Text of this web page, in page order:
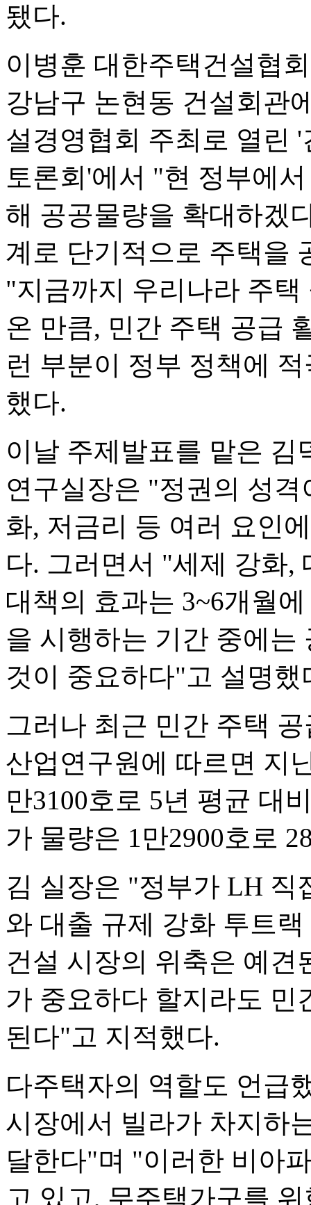
됐다.
이병훈 대한주택건설협
강남구 논현동 건설회관
설경영협회 주최로 열린
토론회'에서 "현 정부에
해 공공물량을 확대하겠
계로 단기적으로 주택을
"지금까지 우리나라 주
온 만큼, 민간 주택 공급
런 부분이 정부 정책에
했다.
이날 주제발표를 맡은
연구실장은 "정권의 성
화, 저금리 등 여러 요인
다. 그러면서 "세제 강화,
대책의 효과는 3~6개월
을 시행하는 기간 중에는
것이 중요하다"고 설명했
그러나 최근 민간 주택
산업연구원에 따르면 지
만3100호로 5년 평균 대
가 물량은 1만2900호로
김 실장은 "정부가 LH 직
와 대출 규제 강화 투트
건설 시장의 위축은 예
가 중요하다 할지라도 민
된다"고 지적했다.
다주택자의 역할도 언급
시장에서 빌라가 차지하
달한다"며 "이러한 비아
고 있고, 무주택가구를